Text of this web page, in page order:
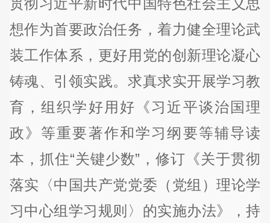
贯彻习近平新时代中国特色社会主义思
想作为首要政治任务，着力健全理论武
装工作体系，更好用党的创新理论凝心
铸魂、引领实践。求真求实开展学习教
育，组织学好用好《习近平谈治国理
政》等重要著作和学习纲要等辅导读
本，抓住“关键少数”，修订《关于贯彻
落实〈中国共产党党委（党组）理论学
习中心组学习规则〉的实施办法》，持